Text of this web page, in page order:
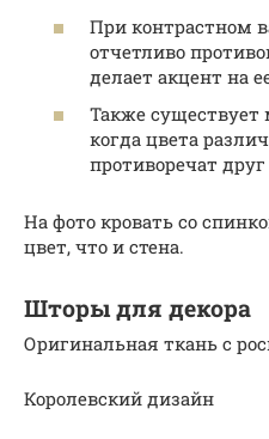
При контрастном
отчетливо
делает акцент на
Также существует
когда цвета
противоречат
На фото кровать со
цвет, что и стена.
Шторы для декора
Оригинальная ткань с
Королевский дизайн